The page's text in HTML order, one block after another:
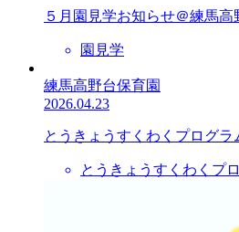
５月園見学お知らせ＠練馬高
園見学
練馬高野台保育園
2026.04.23
とうきょうすくわくプログラ
とうきょうすくわくプ